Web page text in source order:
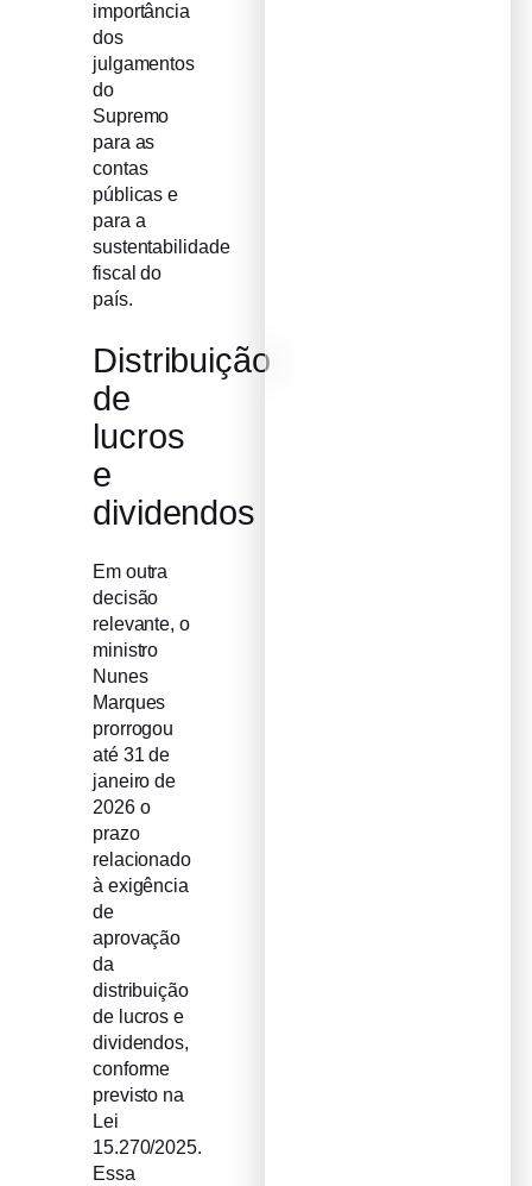
importância
dos
julgamentos
do
Supremo
para as
contas
públicas e
para a
sustentabilidade
fiscal do
país.
Distribuição
de
lucros
e
dividendos
Em outra
decisão
relevante, o
ministro
Nunes
Marques
prorrogou
até 31 de
janeiro de
2026 o
prazo
relacionado
à exigência
de
aprovação
da
distribuição
de lucros e
dividendos,
conforme
previsto na
Lei
15.270/2025.
Essa